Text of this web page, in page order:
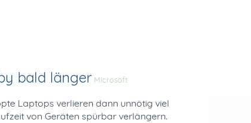
bald länger Microsoft
Laptops verlieren dann unnötig viel
von Geräten spürbar verlängern.